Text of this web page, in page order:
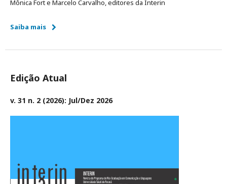
Mônica Fort e Marcelo Carvalho, editores da Interin
Saiba mais
Edição Atual
v. 31 n. 2 (2026): Jul/Dez 2026